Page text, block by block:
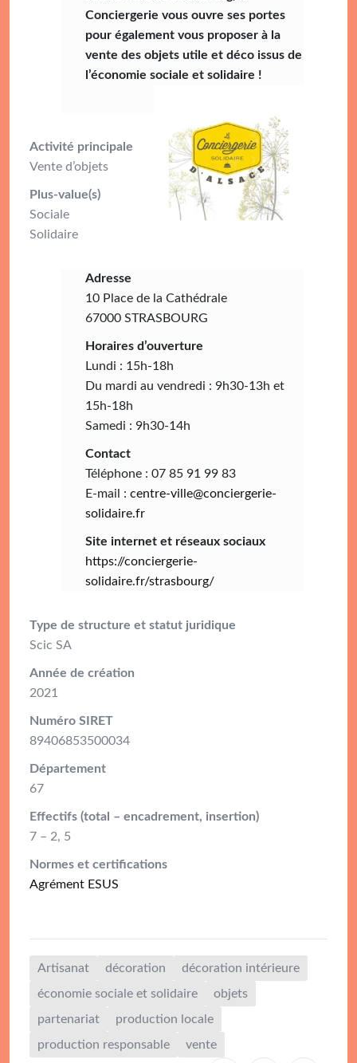
Conciergerie vous ouvre ses portes
pour également vous proposer à la
vente des objets utile et déco issus de
l’économie sociale et solidaire !
Activité principale
Vente d’objets
Plus-value(s)
Sociale
Solidaire
Adresse
10 Place de la Cathédrale
67000 STRASBOURG
Horaires d’ouverture
Lundi : 15h-18h
Du mardi au vendredi : 9h30-13h et
15h-18h
Samedi : 9h30-14h
Contact
Téléphone : 07 85 91 99 83
E-mail : centre-ville@conciergerie-
solidaire.fr
Site internet et réseaux sociaux
https://conciergerie-
solidaire.fr/strasbourg/
Type de structure et statut juridique
Scic SA
Année de création
2021
Numéro SIRET
89406853500034
Département
67
Effectifs (total – encadrement, insertion)
7 – 2, 5
Normes et certifications
Agrément ESUS
Artisanat décoration
décoration intérieure
économie sociale et solidaire
objets
partenariat
production locale
production responsable
vente